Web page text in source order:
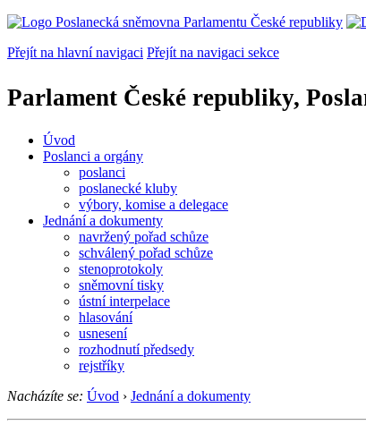
Přejít na hlavní navigaci Přejít na navigaci sekce
Parlament České republiky,
Úvod
Poslanci a orgány
poslanci
poslanecké kluby
výbory, komise a delegace
Jednání a dokumenty
navržený pořad schůze
schválený pořad schůze
stenoprotokoly
sněmovní tisky
ústní interpelace
hlasování
usnesení
rozhodnutí předsedy
rejstříky
Nacházíte se: Úvod › Jednání a dokumenty